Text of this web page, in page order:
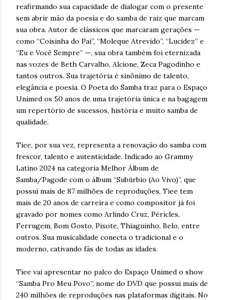
reafirmando sua capacidade de dialogar com o presente
sem abrir mão da poesia e do samba de raiz que marcam
sua obra. Autor de clássicos que marcaram gerações —
como “Coisinha do Pai”, “Moleque Atrevido”, “Lucidez” e
“Eu e Você Sempre” —, sua obra também foi eternizada
nas vozes de Beth Carvalho, Alcione, Zeca Pagodinho e
tantos outros. Sua trajetória é sinônimo de talento,
elegância e poesia. O Poeta do Samba traz para o Espaço
Unimed os 50 anos de uma trajetória única e na bagagem
um repertório de sucessos, história e muito samba de
qualidade.
Tiee, por sua vez, representa a renovação do samba com
frescor, talento e autenticidade. Indicado ao Grammy
Latino 2024 na categoria Melhor Álbum de
Samba/Pagode com o álbum “Subúrbio (Ao Vivo)”, que
possui mais de 87 milhões de reproduções, Tiee tem
mais de 20 anos de carreira e como compositor já foi
gravado por nomes como Arlindo Cruz, Péricles,
Ferrugem, Bom Gosto, Pixote, Thiaguinho, Belo, entre
outros. Sua musicalidade conecta o tradicional e o
moderno, cativando fãs de todas as idades.
Tiee vai apresentar no palco do Espaço Unimed o show
“Samba Pro Meu Povo”, nome do DVD que possui mais de
240 milhões de reproduções nas plataformas digitais. No